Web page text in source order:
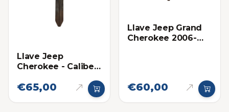
Llave Jeep
Cherokee - Caliber
€65,00
Llave Jeep Grand
Cherokee 2006-
€60,00